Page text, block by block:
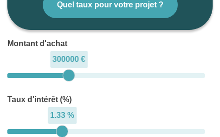
Quel taux pour votre projet ?
Montant d'achat
300000 €
Taux d'intérêt (%)
1.33 %